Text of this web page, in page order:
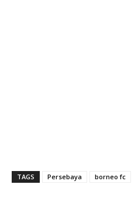
TAGS Persebaya borneo fc